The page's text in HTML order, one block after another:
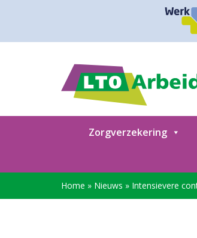
Zorgverzekering
Home » Nieuws » Intensievere